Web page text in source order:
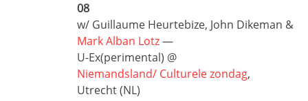
08
w/ Guillaume Heurtebize, John Dikeman &
Mark Alban Lotz—
U-Ex(perimental) @
Niemandsland/ Culturele zondag,
Utrecht (NL)